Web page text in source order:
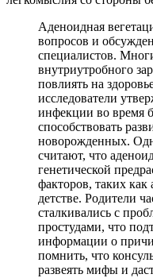
Аденоидная
вопросов и
специалистов.
внутриутробного
повлиять на
исследователи
инфекции во время
способствовать
новорожденных.
считают, что
генетической
факторов, таких
детстве. Родители
сталкивались с
простудами, что
информации о
помнить, что
развеять мифы и